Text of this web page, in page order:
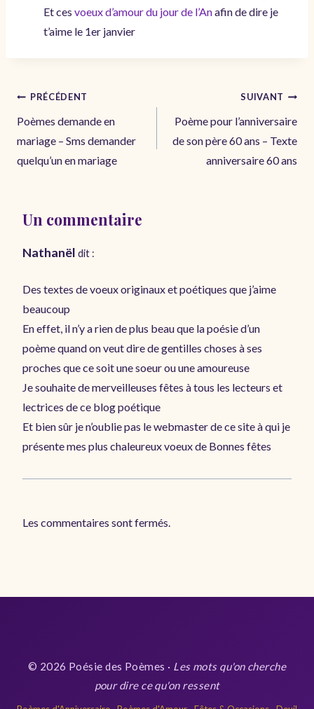
Et ces voeux d’amour du jour de l’Anafin de dire je
t’aime le 1er janvier
Navigation
de
l’article
PRÉCÉDENT
Poèmes demande en
mariage – Sms demander
quelqu’un en mariage
SUIVANT
Poème pour l’anniversaire
de son père 60 ans – Texte
anniversaire 60 ans
Un commentaire
Nathanël dit :
Des textes de voeux originaux et poétiques que j’aime
beaucoup
En effet, il n’y a rien de plus beau que la poésie d’un
poème quand on veut dire de gentilles choses à ses
proches que ce soit une soeur ou une amoureuse
Je souhaite de merveilleuses fêtes à tous les lecteurs et
lectrices de ce blog poétique
Et bien sûr je n’oublie pas le webmaster de ce site à qui je
présente mes plus chaleureux voeux de Bonnes fêtes
Les commentaires sont fermés.
© 2026 Poésie des Poèmes · Les mots qu'on cherche
pour dire ce qu'on ressent